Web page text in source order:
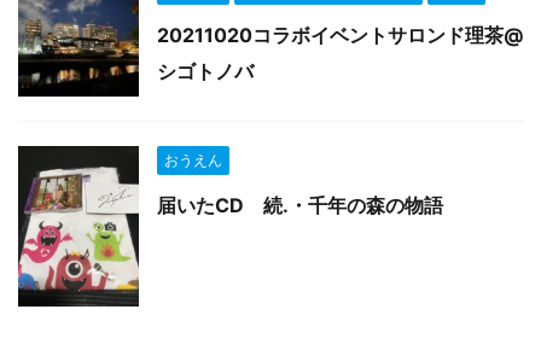
20211020コラボイベントサロンド理茶@
シゴトノバ
おうえん
届いたCD 続.・千年の森の物語